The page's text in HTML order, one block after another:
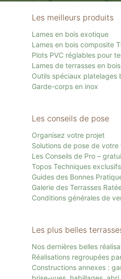
Les meilleurs produits
Lames en bois exotique
Lames en bois composite
Plots PVC réglables pour
Lames de terrasses en
Outils spéciaux platelages
Garde-corps en inox
Les conseils de pose
Organisez votre projet
Solutions de pose de votre
Les Conseils de Pro –
Topos Techniques exclusifs
Guides des Bonnes
Galerie des Terrasses
Conditions générales de
Les plus belles
Nos dernières belles
Réalisations regroupées
Constructions annexes :